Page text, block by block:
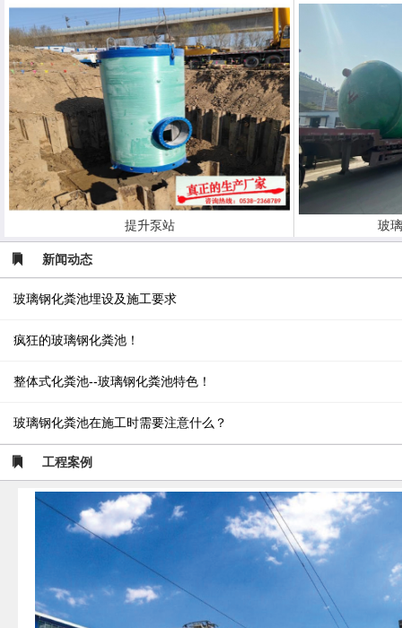
提升泵站 玻
新闻动态
玻璃钢化粪池埋设及施工要求
疯狂的玻璃钢化粪池！
整体式化粪池--玻璃钢化粪池特色！
玻璃钢化粪池在施工时需要注意什么？
工程案例